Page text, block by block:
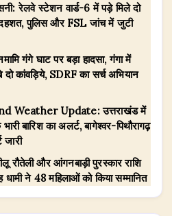
रेलवे स्टेशन वार्ड-6 में पड़े मिले दो
पुलिस और FSL जांच में जुटी
गंगे घाट पर बड़ा हादसा, गंगा में
कांवड़िये, SDRF का सर्च अभियान
Weather Update: उत्तराखंड में
बारिश का अलर्ट, बागेश्वर-पिथौरागढ़
रौतेली और आंगनबाड़ी पुरस्कार राशि
धामी ने 48 महिलाओं को किया सम्मानित